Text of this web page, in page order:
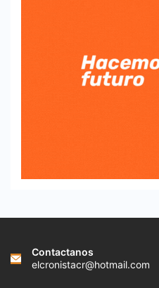
Contactanos
elcronistacr@hotmail.com